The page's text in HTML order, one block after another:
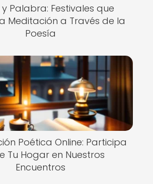
y Palabra: Festivales que
Meditación a Través de la
Poesía
Poética Online: Participa
Tu Hogar en Nuestros
Encuentros